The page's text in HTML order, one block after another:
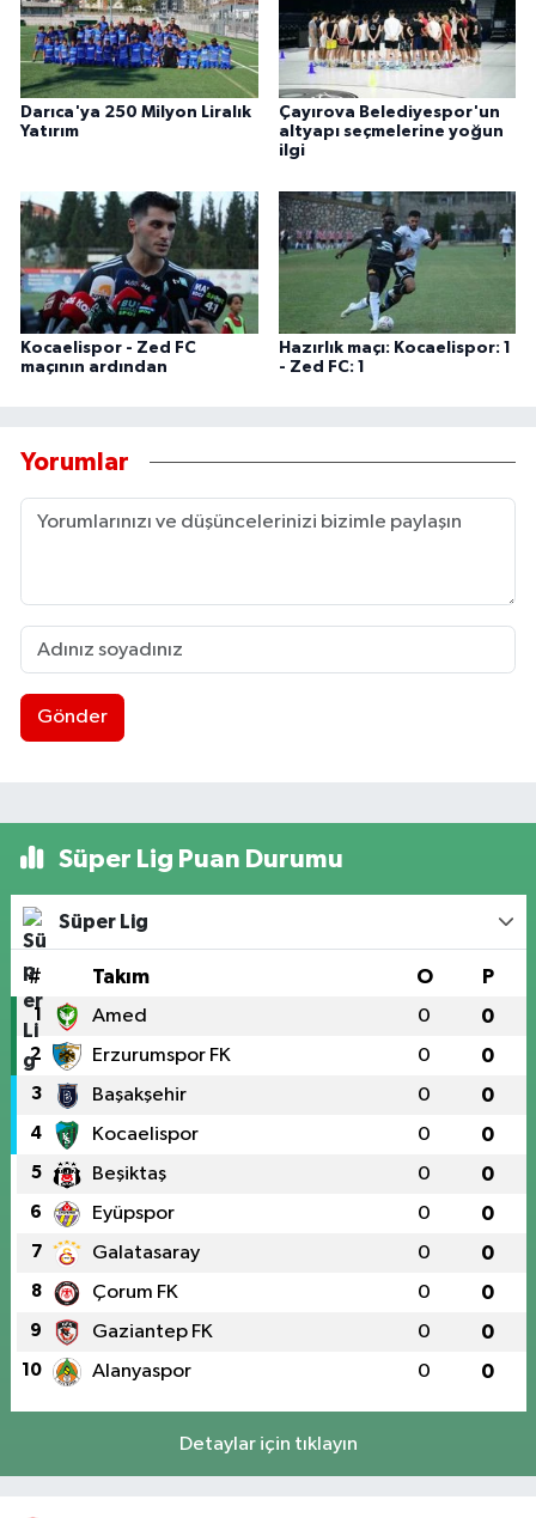
Darıca'ya 250 Milyon Liralık
Yatırım
Çayırova Belediyespor'un
altyapı seçmelerine yoğun
ilgi
Kocaelispor - Zed FC
maçının ardından
Hazırlık maçı: Kocaelispor: 1
- Zed FC: 1
Yorumlar
Gönder
Süper Lig Puan Durumu
Süper Lig
# Takım O P
1 Amed 0 0
2 Erzurumspor FK 0 0
3 Başakşehir 0 0
4 Kocaelispor 0 0
5 Beşiktaş 0 0
6 Eyüpspor 0 0
7 Galatasaray 0 0
8 Çorum FK 0 0
9 Gaziantep FK 0 0
10 Alanyaspor 0 0
Detaylar için tıklayın